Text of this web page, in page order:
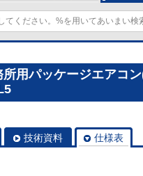
所用パッケージエアコ
技術資料 仕様表